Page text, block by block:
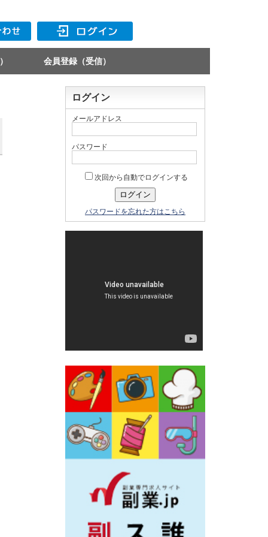
会員登録（受信）
ログイン
メールアドレス
パスワード
次回から自動でログインする
パスワードを忘れた方はこちら